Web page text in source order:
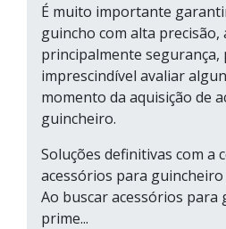
É muito importante
guincho com alta precisão,
principalmente segurança,
imprescindível avaliar
momento da aquisição de
guincheiro.
Soluções definitivas com a
acessórios para guincheiro
Ao buscar acessórios para
prime...